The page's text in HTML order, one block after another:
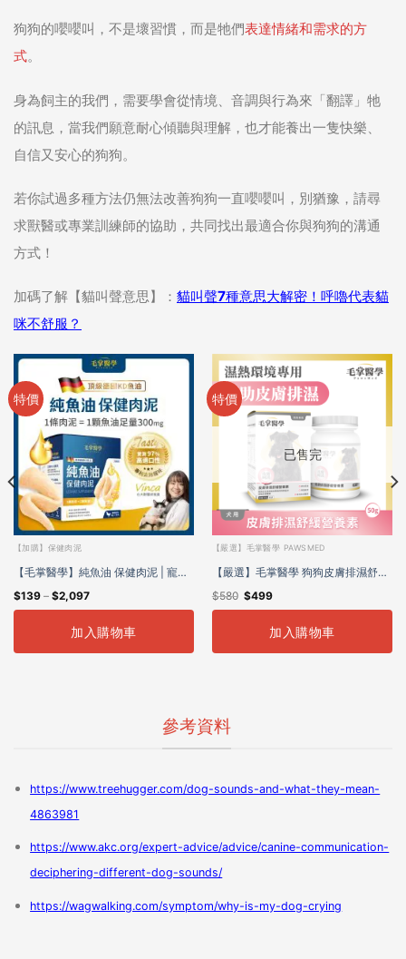
狗狗的嚶嚶叫，不是壞習慣，而是牠們表達情緒和需求的方
式。
身為飼主的我們，需要學會從情境、音調與行為來「翻譯」牠
的訊息，當我們願意耐心傾聽與理解，也才能養出一隻快樂、
自信又安心的狗狗。
若你試過多種方法仍無法改善狗狗一直嚶嚶叫，別猶豫，請尋
求獸醫或專業訓練師的協助，共同找出最適合你與狗狗的溝通
方式！
加碼了解【貓叫聲意思】： 貓叫聲7種意思大解密！呼嚕代表貓
咪不舒服？
特價
【加購】保健肉泥
【毛掌醫學】純魚油 保健肉泥 | 寵物
魚油 貓狗適用
$139– $2,097
加入購物車
特價
已售完
【嚴選】毛掌醫學 PAWSMED
【嚴選】毛掌醫學 狗狗皮膚排濕舒緩
營養素
$580 $499
加入購物車
參考資料
https://www.treehugger.com/dog-sounds-and-what-they-mean-
4863981
https://www.akc.org/expert-advice/advice/canine-communication-
deciphering-different-dog-sounds/
https://wagwalking.com/symptom/why-is-my-dog-crying